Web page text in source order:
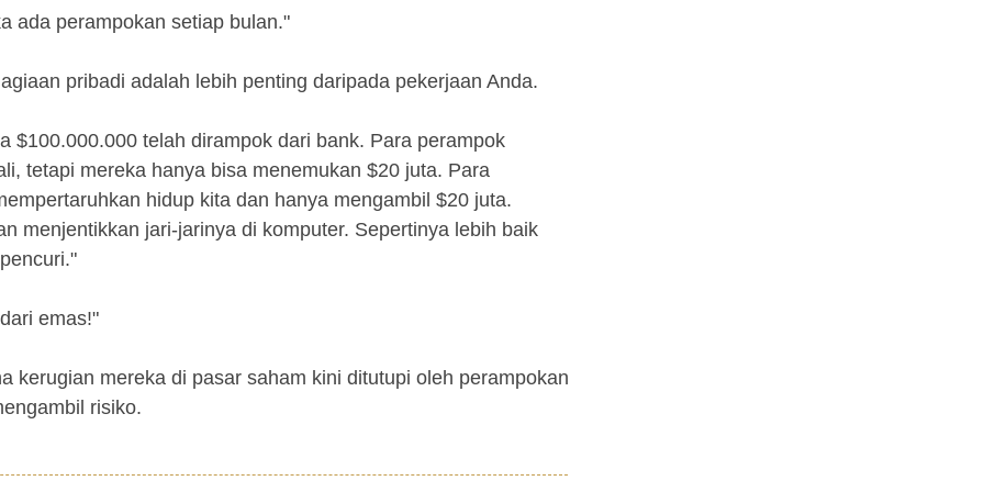
ada perampokan setiap bulan."
pribadi adalah lebih penting daripada pekerjaan Anda.
$100.000.000 telah dirampok dari bank. Para perampok
tetapi mereka hanya bisa menemukan $20 juta. Para
hidup kita dan hanya mengambil $20 juta.
menjentikkan jari-jarinya di komputer. Sepertinya lebih baik
emas!"
kerugian mereka di pasar saham kini ditutupi oleh perampokan
risiko.